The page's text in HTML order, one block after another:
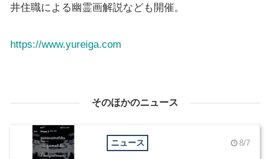
井住職による幽霊画解説なども開催。
https://www.yureiga.com
そのほかのニュース
ニュース 8/7